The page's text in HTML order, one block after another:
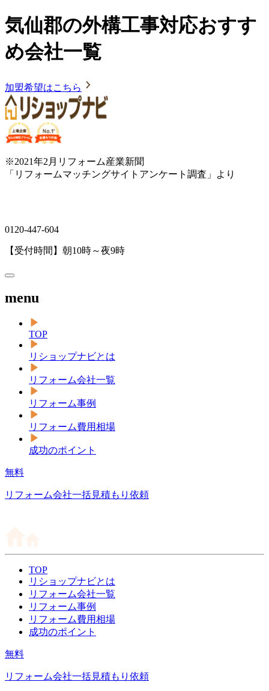
気仙郡の外構工事対応おすす
め会社一覧
加盟希望はこちら
※2021年2月リフォーム産業新聞
「リフォームマッチングサイトアンケート調査」より
0120-447-604
【受付時間】朝10時～夜9時
menu
TOP
リショップナビとは
リフォーム会社一覧
リフォーム事例
リフォーム費用相場
成功のポイント
無料
リフォーム会社一括見積もり依頼
TOP
リショップナビとは
リフォーム会社一覧
リフォーム事例
リフォーム費用相場
成功のポイント
無料
リフォーム会社一括見積もり依頼